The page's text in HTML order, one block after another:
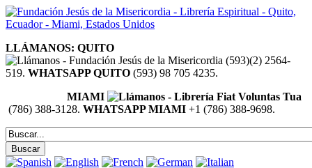
LLÁMANOS: QUITO
(593)(2) 2564-
519. WHATSAPP QUITO (593) 98 705 4235.
MIAMI
(786) 388-3128. WHATSAPP MIAMI +1 (786) 388-9698.